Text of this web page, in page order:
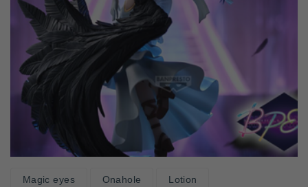
Magic eyes Onahole Lotion